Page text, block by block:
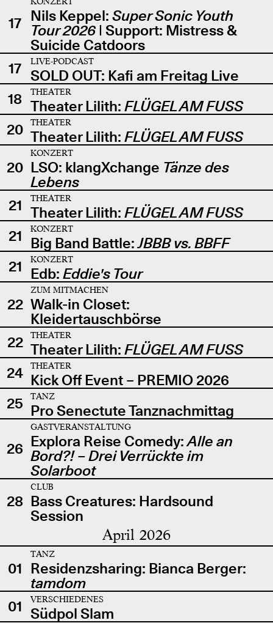
17 Nils Keppel: Super Sonic Youth
Tour 2026| Support: Mistress &
Suicide Catdoors
17
LIVE-PODCAST
SOLD OUT: Kafi am Freitag Live
18
THEATER
Theater Lilith: FLÜGEL AM FUSS
20
THEATER
Theater Lilith: FLÜGEL AM FUSS
20
KONZERT
LSO: klangXchange Tänze des
Lebens
21
THEATER
Theater Lilith: FLÜGEL AM FUSS
21
KONZERT
Big Band Battle:JBBB vs. BBFF
21
KONZERT
Edb: Eddie's Tour
22
ZUM MITMACHEN
Walk-in Closet:
Kleidertauschbörse
22
THEATER
Theater Lilith: FLÜGEL AM FUSS
24
THEATER
Kick Off Event – PREMIO 2026
25
TANZ
Pro Senectute Tanznachmittag
26
GASTVERANSTALTUNG
Explora Reise Comedy:Alle an
Bord?! – Drei Verrückte im
Solarboot
28
CLUB
Bass Creatures: Hardsound
Session
April 2026
01
TANZ
Residenzsharing: Bianca Berger:
tamdom
01
VERSCHIEDENES
Südpol Slam